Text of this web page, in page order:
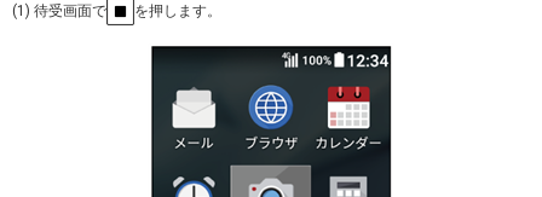
(1) 待受画面で を押します。